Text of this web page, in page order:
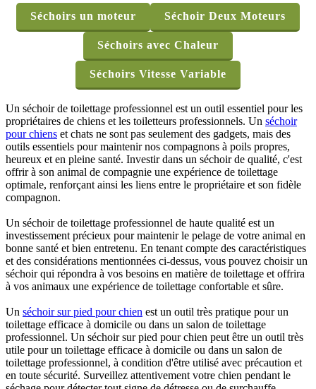
Séchoirs un moteur Séchoir Deux Moteurs
Séchoirs avec Chaleur
Séchoirs Vitesse Variable
Un séchoir de toilettage professionnel est un outil essentiel pour les
propriétaires de chiens et les toiletteurs professionnels. Un séchoir
pour chiens et chats ne sont pas seulement des gadgets, mais des
outils essentiels pour maintenir nos compagnons à poils propres,
heureux et en pleine santé. Investir dans un séchoir de qualité, c'est
offrir à son animal de compagnie une expérience de toilettage
optimale, renforçant ainsi les liens entre le propriétaire et son fidèle
compagnon.
Un séchoir de toilettage professionnel de haute qualité est un
investissement précieux pour maintenir le pelage de votre animal en
bonne santé et bien entretenu. En tenant compte des caractéristiques
et des considérations mentionnées ci-dessus, vous pouvez choisir un
séchoir qui répondra à vos besoins en matière de toilettage et offrira
à vos animaux une expérience de toilettage confortable et sûre.
Un séchoir sur pied pour chien est un outil très pratique pour un
toilettage efficace à domicile ou dans un salon de toilettage
professionnel. Un séchoir sur pied pour chien peut être un outil très
utile pour un toilettage efficace à domicile ou dans un salon de
toilettage professionnel, à condition d'être utilisé avec précaution et
en toute sécurité. Surveillez attentivement votre chien pendant le